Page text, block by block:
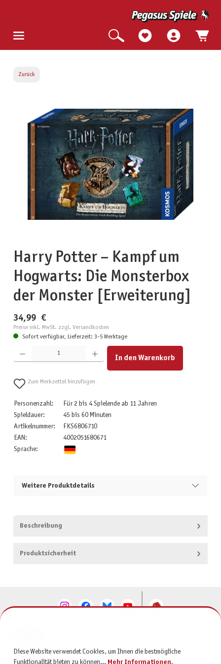
Zurück
Bildergalerie überspringen
Harry Potter – Kampf um
Hogwarts: Die Monsterbox
der Monster [Erweiterung]
34,99 €
Preise inkl. MwSt. zzgl. Versandkosten
Sofort verfügbar, Lieferzeit: 3-5 Werktage
Produkt Anzahl: Gib den gewünschten Wert ein oder benutze die Schaltflächen um die Anzahl zu
In den Warenkorb
Zum Merkzettel hinzufügen
Personenzahl:
Für 2 bis 4 Spielende ab 11 Jahren
Spieldauer:
45 bis 60 Minuten
Artikelnummer:
FKS6806710
EAN:
4002051680671
Sprache:
Weitere Produktdetails
Beschreibung
Produktsicherheit
SERVICE
Diese Website verwendet Cookies, um Ihnen die bestmögliche
Funktionalität bieten zu können... Mehr Informationen.